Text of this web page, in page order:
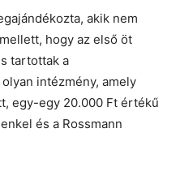
akik nem
hogy az első öt
tartottak a
intézmény, amely
egy-egy 20.000 Ft értékű
és a Rossmann